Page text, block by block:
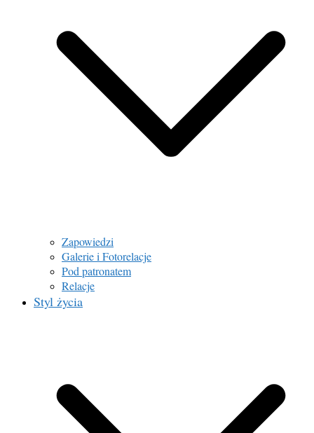
Zapowiedzi
Galerie i Fotorelacje
Pod patronatem
Relacje
Styl życia